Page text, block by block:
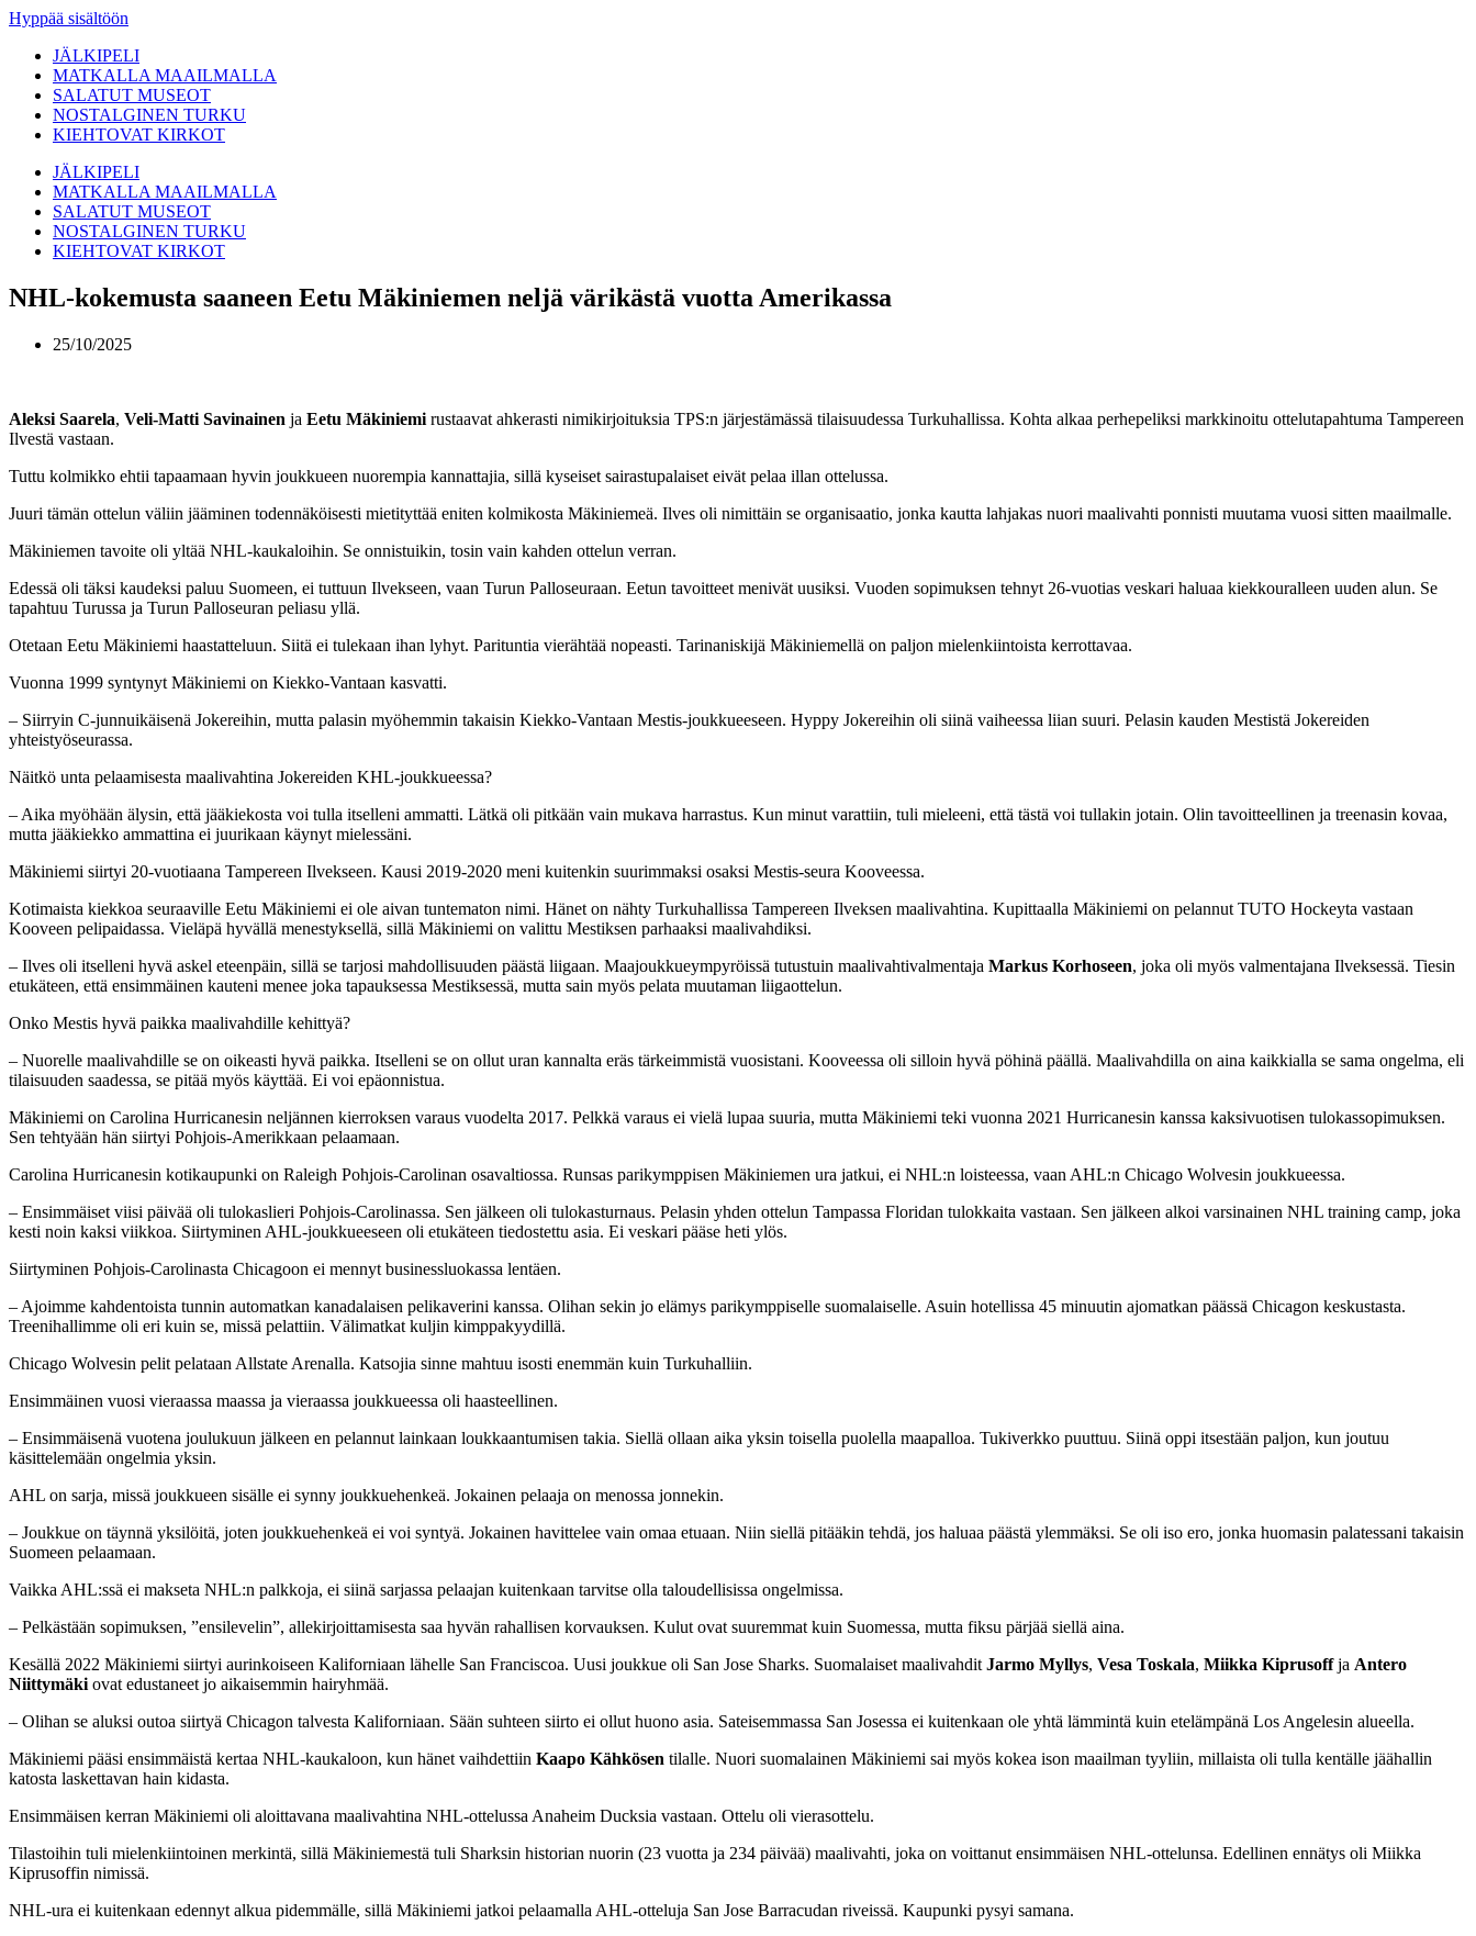
Hyppää sisältöön
JÄLKIPELI
MATKALLA MAAILMALLA
SALATUT MUSEOT
NOSTALGINEN TURKU
KIEHTOVAT KIRKOT
JÄLKIPELI
MATKALLA MAAILMALLA
SALATUT MUSEOT
NOSTALGINEN TURKU
KIEHTOVAT KIRKOT
NHL-kokemusta saaneen Eetu Mäkiniemen neljä värikästä vuotta Amerikassa
25/10/2025
Aleksi Saarela, Veli-Matti Savinainen ja Eetu Mäkiniemi rustaavat ahkerasti nimikirjoituksia TPS:n järjestämässä tilaisuudessa Turkuhallissa. Kohta alkaa perhepeliksi markkinoitu ottelutapahtuma Tampereen
Ilvestä vastaan.
Tuttu kolmikko ehtii tapaamaan hyvin joukkueen nuorempia kannattajia, sillä kyseiset sairastupalaiset eivät pelaa illan ottelussa.
Juuri tämän ottelun väliin jääminen todennäköisesti mietityttää eniten kolmikosta Mäkiniemeä. Ilves oli nimittäin se organisaatio, jonka kautta lahjakas nuori maalivahti ponnisti muutama vuosi sitten maailmalle.
Mäkiniemen tavoite oli yltää NHL-kaukaloihin. Se onnistuikin, tosin vain kahden ottelun verran.
Edessä oli täksi kaudeksi paluu Suomeen, ei tuttuun Ilvekseen, vaan Turun Palloseuraan. Eetun tavoitteet menivät uusiksi. Vuoden sopimuksen tehnyt 26-vuotias veskari haluaa kiekkouralleen uuden alun. Se
tapahtuu Turussa ja Turun Palloseuran peliasu yllä.
Otetaan Eetu Mäkiniemi haastatteluun. Siitä ei tulekaan ihan lyhyt. Parituntia vierähtää nopeasti. Tarinaniskijä Mäkiniemellä on paljon mielenkiintoista kerrottavaa.
Vuonna 1999 syntynyt Mäkiniemi on Kiekko-Vantaan kasvatti.
– Siirryin C-junnuikäisenä Jokereihin, mutta palasin myöhemmin takaisin Kiekko-Vantaan Mestis-joukkueeseen. Hyppy Jokereihin oli siinä vaiheessa liian suuri. Pelasin kauden Mestistä Jokereiden
yhteistyöseurassa.
Näitkö unta pelaamisesta maalivahtina Jokereiden KHL-joukkueessa?
– Aika myöhään älysin, että jääkiekosta voi tulla itselleni ammatti. Lätkä oli pitkään vain mukava harrastus. Kun minut varattiin, tuli mieleeni, että tästä voi tullakin jotain. Olin tavoitteellinen ja treenasin kovaa,
mutta jääkiekko ammattina ei juurikaan käynyt mielessäni.
Mäkiniemi siirtyi 20-vuotiaana Tampereen Ilvekseen. Kausi 2019-2020 meni kuitenkin suurimmaksi osaksi Mestis-seura Kooveessa.
Kotimaista kiekkoa seuraaville Eetu Mäkiniemi ei ole aivan tuntematon nimi. Hänet on nähty Turkuhallissa Tampereen Ilveksen maalivahtina. Kupittaalla Mäkiniemi on pelannut TUTO Hockeyta vastaan
Kooveen pelipaidassa. Vieläpä hyvällä menestyksellä, sillä Mäkiniemi on valittu Mestiksen parhaaksi maalivahdiksi.
– Ilves oli itselleni hyvä askel eteenpäin, sillä se tarjosi mahdollisuuden päästä liigaan. Maajoukkueympyröissä tutustuin maalivahtivalmentaja Markus Korhoseen, joka oli myös valmentajana Ilveksessä. Tiesin
etukäteen, että ensimmäinen kauteni menee joka tapauksessa Mestiksessä, mutta sain myös pelata muutaman liigaottelun.
Onko Mestis hyvä paikka maalivahdille kehittyä?
– Nuorelle maalivahdille se on oikeasti hyvä paikka. Itselleni se on ollut uran kannalta eräs tärkeimmistä vuosistani. Kooveessa oli silloin hyvä pöhinä päällä. Maalivahdilla on aina kaikkialla se sama ongelma, eli
tilaisuuden saadessa, se pitää myös käyttää. Ei voi epäonnistua.
Mäkiniemi on Carolina Hurricanesin neljännen kierroksen varaus vuodelta 2017. Pelkkä varaus ei vielä lupaa suuria, mutta Mäkiniemi teki vuonna 2021 Hurricanesin kanssa kaksivuotisen tulokassopimuksen.
Sen tehtyään hän siirtyi Pohjois-Amerikkaan pelaamaan.
Carolina Hurricanesin kotikaupunki on Raleigh Pohjois-Carolinan osavaltiossa. Runsas parikymppisen Mäkiniemen ura jatkui, ei NHL:n loisteessa, vaan AHL:n Chicago Wolvesin joukkueessa.
– Ensimmäiset viisi päivää oli tulokaslieri Pohjois-Carolinassa. Sen jälkeen oli tulokasturnaus. Pelasin yhden ottelun Tampassa Floridan tulokkaita vastaan. Sen jälkeen alkoi varsinainen NHL training camp, joka
kesti noin kaksi viikkoa. Siirtyminen AHL-joukkueeseen oli etukäteen tiedostettu asia. Ei veskari pääse heti ylös.
Siirtyminen Pohjois-Carolinasta Chicagoon ei mennyt businessluokassa lentäen.
– Ajoimme kahdentoista tunnin automatkan kanadalaisen pelikaverini kanssa. Olihan sekin jo elämys parikymppiselle suomalaiselle. Asuin hotellissa 45 minuutin ajomatkan päässä Chicagon keskustasta.
Treenihallimme oli eri kuin se, missä pelattiin. Välimatkat kuljin kimppakyydillä.
Chicago Wolvesin pelit pelataan Allstate Arenalla. Katsojia sinne mahtuu isosti enemmän kuin Turkuhalliin.
Ensimmäinen vuosi vieraassa maassa ja vieraassa joukkueessa oli haasteellinen.
– Ensimmäisenä vuotena joulukuun jälkeen en pelannut lainkaan loukkaantumisen takia. Siellä ollaan aika yksin toisella puolella maapalloa. Tukiverkko puuttuu. Siinä oppi itsestään paljon, kun joutuu
käsittelemään ongelmia yksin.
AHL on sarja, missä joukkueen sisälle ei synny joukkuehenkeä. Jokainen pelaaja on menossa jonnekin.
– Joukkue on täynnä yksilöitä, joten joukkuehenkeä ei voi syntyä. Jokainen havittelee vain omaa etuaan. Niin siellä pitääkin tehdä, jos haluaa päästä ylemmäksi. Se oli iso ero, jonka huomasin palatessani takaisin
Suomeen pelaamaan.
Vaikka AHL:ssä ei makseta NHL:n palkkoja, ei siinä sarjassa pelaajan kuitenkaan tarvitse olla taloudellisissa ongelmissa.
– Pelkästään sopimuksen, ”ensilevelin”, allekirjoittamisesta saa hyvän rahallisen korvauksen. Kulut ovat suuremmat kuin Suomessa, mutta fiksu pärjää siellä aina.
Kesällä 2022 Mäkiniemi siirtyi aurinkoiseen Kaliforniaan lähelle San Franciscoa. Uusi joukkue oli San Jose Sharks. Suomalaiset maalivahdit Jarmo Myllys, Vesa Toskala, Miikka Kiprusoffja Antero
Niittymäki ovat edustaneet jo aikaisemmin hairyhmää.
– Olihan se aluksi outoa siirtyä Chicagon talvesta Kaliforniaan. Sään suhteen siirto ei ollut huono asia. Sateisemmassa San Josessa ei kuitenkaan ole yhtä lämmintä kuin etelämpänä Los Angelesin alueella.
Mäkiniemi pääsi ensimmäistä kertaa NHL-kaukaloon, kun hänet vaihdettiin Kaapo Kähkösen tilalle. Nuori suomalainen Mäkiniemi sai myös kokea ison maailman tyyliin, millaista oli tulla kentälle jäähallin
katosta laskettavan hain kidasta.
Ensimmäisen kerran Mäkiniemi oli aloittavana maalivahtina NHL-ottelussa Anaheim Ducksia vastaan. Ottelu oli vierasottelu.
Tilastoihin tuli mielenkiintoinen merkintä, sillä Mäkiniemestä tuli Sharksin historian nuorin (23 vuotta ja 234 päivää) maalivahti, joka on voittanut ensimmäisen NHL-ottelunsa. Edellinen ennätys oli Miikka
Kiprusoffin nimissä.
NHL-ura ei kuitenkaan edennyt alkua pidemmälle, sillä Mäkiniemi jatkoi pelaamalla AHL-otteluja San Jose Barracudan riveissä. Kaupunki pysyi samana.